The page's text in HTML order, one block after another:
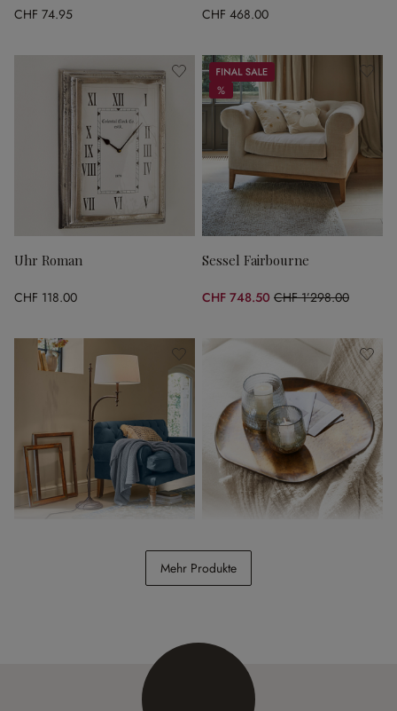
CHF 74.95 CHF 468.00
Uhr Roman
CHF 118.00
Sale
%
%
Sessel Fairbourne
CHF 748.50 CHF 1’298.00
(42.33% gespart)
CHF 54.95
Mehr Produkte